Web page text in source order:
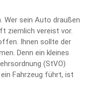
Wer sein Auto draußen
ziemlich vereist vor.
Ihnen sollte der
Denn ein kleines
(StVO)
Fahrzeug führt, ist